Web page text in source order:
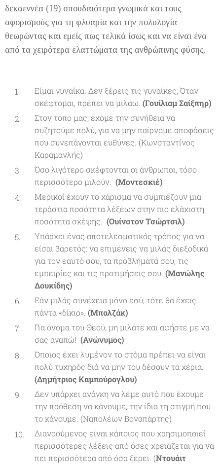
δεκαεννέα (19) σπουδαιότερα γνωμικά και τους
αφορισμούς για τη φλυαρία και την πολυλογία
θεωρώντας και εμείς πως τελικά ίσως και να είναι ένα
από τα χειρότερα ελαττώματα της ανθρώπινης φύσης.
Είμαι γυναίκα. Δεν ξέρεις τις γυναίκες; Όταν
σκέφτομαι, πρέπει να μιλάω. (Γουίλιαμ Σαίξπηρ)
Στον τόπο μας, έχομε την συνήθεια να
συζητούμε πολύ, για να μην παίρνομε αποφάσεις
που συνεπάγονται ευθύνες. (Κωνσταντίνος
Καραμανλής)
Όσο λιγότερο σκέφτονται οι άνθρωποι, τόσο
περισσότερο μιλούν. (Μοντεσκιέ)
Μερικοί έχουν το χάρισμα να συμπιέζουν μια
τεράστια ποσότητα λέξεων στην πιο ελάχιστη
ποσότητα σκέψης. (Ουίνστον Τσώρτσιλ)
Υπάρχει ένας αποτελεσματικός τρόπος για να
είσαι βαρετός: να επιμένεις να μιλάς διεξοδικά
για τον εαυτό σου, τα προβλήματά σου, τις
εμπειρίες και τις προτιμήσεις σου. (Μανώλης
Δουκίδης)
Εάν μιλάς συνέχεια μόνο εσύ, τότε θα έχεις
πάντα «δίκιο». (Μπαλζάκ)
Για όνομα του Θεού, μη μιλάτε και αφήστε με να
σας αγαπώ! (Ανώνυμος)
Όποιος έχει λυμένον το στόμα πρέπει να είναι
πολύ τυχηρός διά να μην του δέσουν τα χέρια.
(Δημήτριος Καμπούρογλου)
Δεν υπάρχει ανάγκη να λέμε αυτό που έχουμε
την πρόθεση να κάνουμε, την ίδια τη στιγμή που
το κάνουμε. (Ναπολέων Βοναπάρτης)
Διανοούμενος είναι κάποιος που χρησιμοποιεί
περισσότερες λέξεις από όσες χρειάζεται για να
πει περισσότερα από όσα ξέρει. (Ντουάιτ